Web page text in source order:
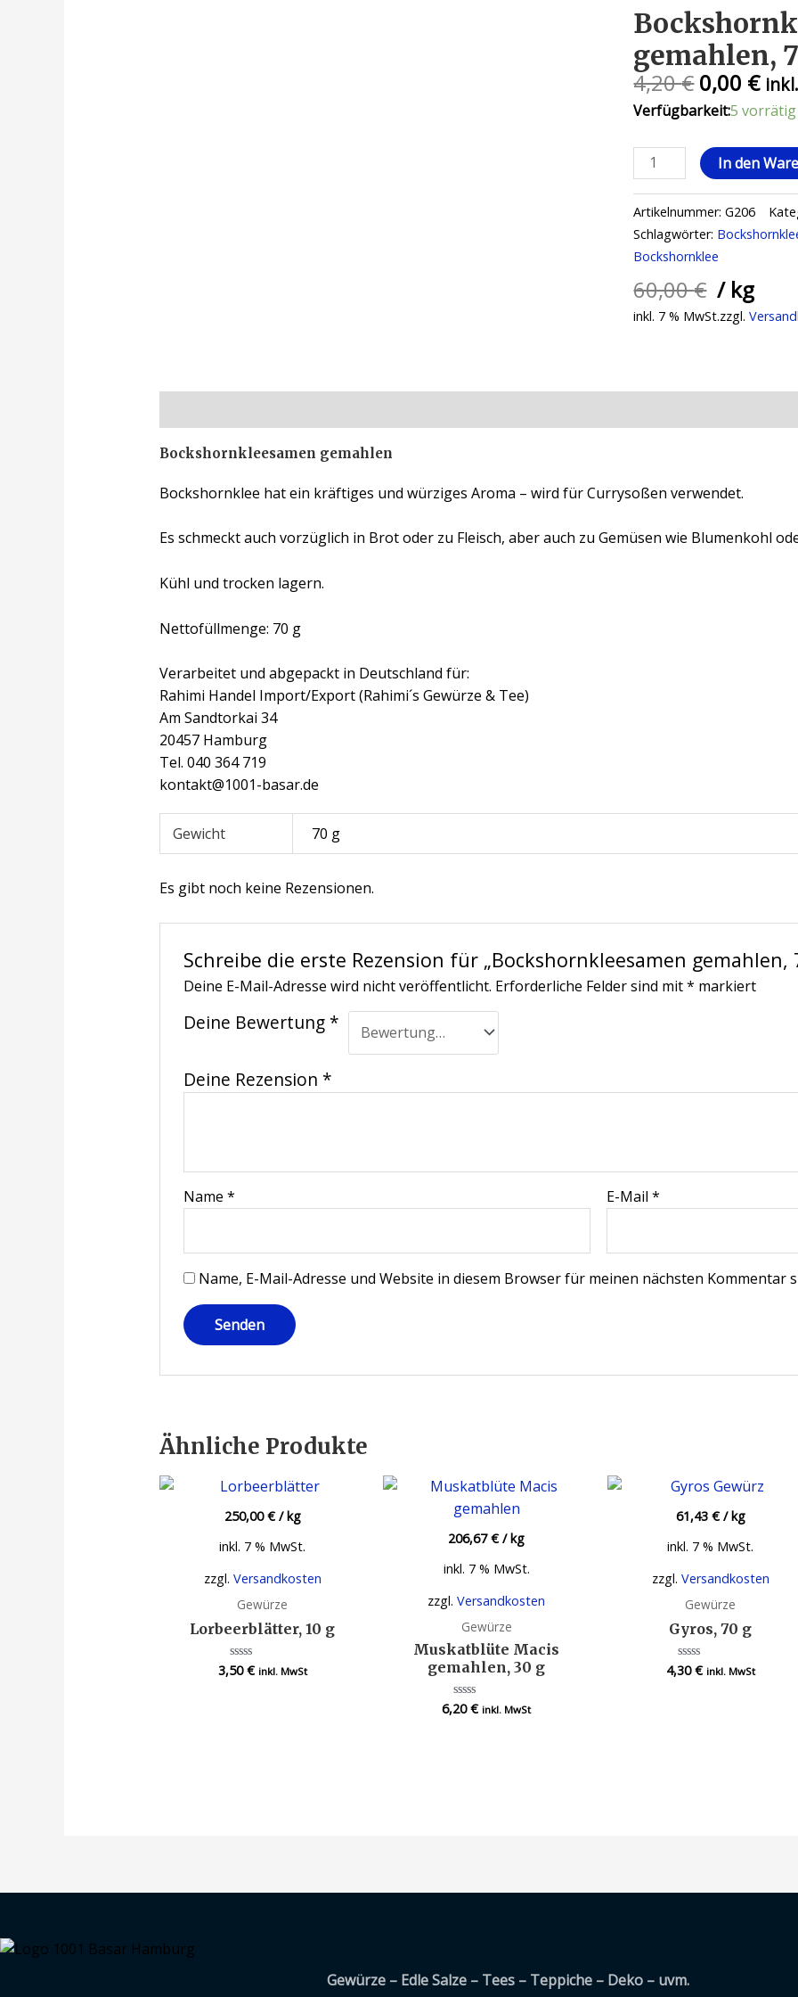
gemahlen,
4,20€
Preis
war:
4,20 €
0,00 €
ist:
Verfügbarkeit:5 vorrätig
Bockshornkleesamen
gemahlen,
70g
Menge
In den
Artikelnummer:G206
Schlagwörter:
Bockshornklee
60,00€ / kg
inkl. 7 % MwSt.zzgl.
Bockshornkleesamen gemahlen
Bockshornklee hat ein kräftiges und würziges Aroma – wird für Currysoßen verwendet.
Es schmeckt auch vorzüglich in Brot oder zu Fleisch, aber auch zu Gemüsen wie Blumenkohl
Kühl und trocken lagern.
Nettofüllmenge: 70 g
Verarbeitet und abgepackt in Deutschland für:
Rahimi Handel Import/Export (Rahimi´s Gewürze & Tee)
Am Sandtorkai 34
20457 Hamburg
Tel. 040 364 719
kontakt@1001-basar.de
Gewicht 70 g
Es gibt noch keine Rezensionen.
Schreibe die erste Rezension für „Bockshornkleesamen gemahlen,
Deine E-Mail-Adresse wird nicht veröffentlicht. Erforderliche Felder sind mit* markiert
Deine Bewertung *
Deine Rezension *
Name* E-Mail*
Name, E-Mail-Adresse und Website in diesem Browser für meinen nächsten Kommentar
Ähnliche Produkte
250,00€/ kg
inkl. 7 % MwSt.
zzgl. Versandkosten
Gewürze
Lorbeerblätter, 10 g
Bewertet
3,50€ inkl. MwSt
206,67€/ kg
inkl. 7 % MwSt.
zzgl.Versandkosten
Gewürze
Muskatblüte Macis
gemahlen, 30 g
Bewertet
6,20€ inkl. MwSt
61,43 €/ kg
inkl. 7 % MwSt.
zzgl. Versandkosten
Gewürze
Gyros, 70 g
Bewertet
4,30€ inkl. MwSt
Gewürze – Edle Salze – Tees – Teppiche – Deko – uvm.